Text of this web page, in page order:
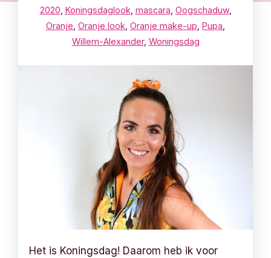
2020 Koningsdaglook mascara Oogschaduw,
Oranje Oranje look Oranje make-up Pupa
Willem-Alexander, Woningsdag
Het is Koningsdag! Daarom heb ik voor